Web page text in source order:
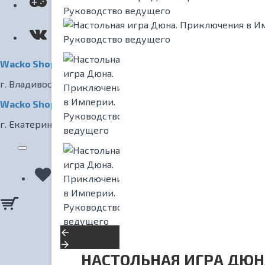
Wacko Shop Владивосток
г. Владивосток, ул. Светланская, 7
Wacko Shop Екатеринбург
г. Екатеринбург, ул. Радищева, 1
КИНОТЕАТР
НАСТОЛЬНАЯ ИГРА